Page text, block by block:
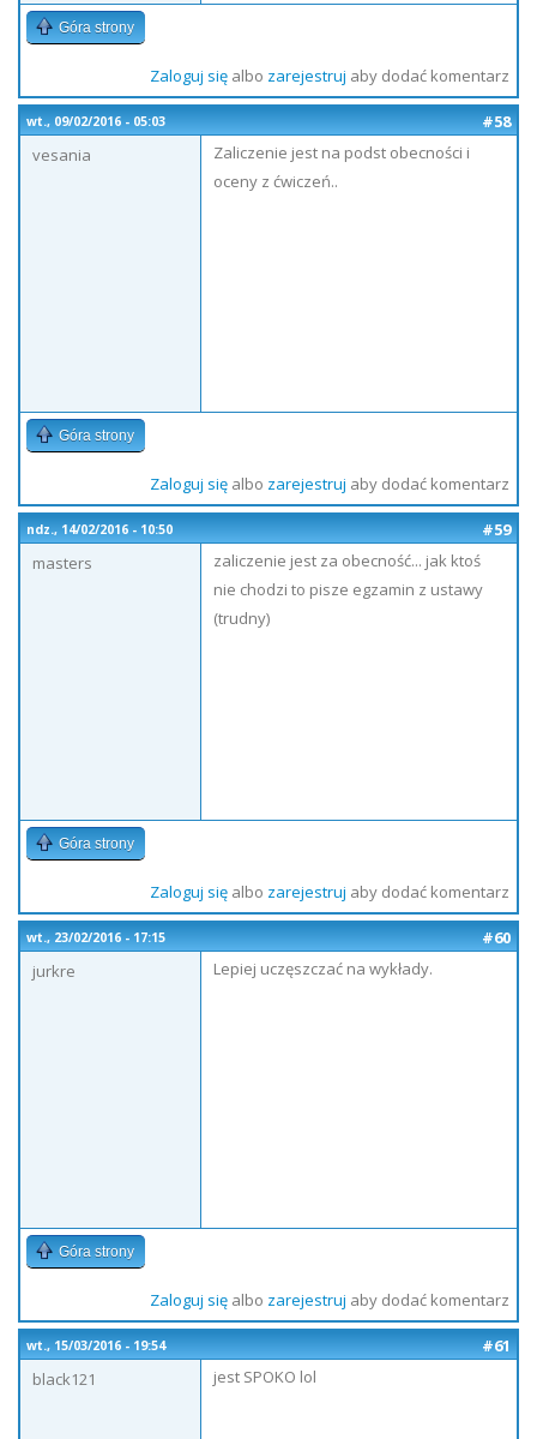
Góra strony
Zaloguj sięalbo zarejestruj aby dodać komentarz
wt., 09/02/2016 - 05:03
#58
vesania
Zaliczenie jest na podst obecności i
oceny z ćwiczeń..
Góra strony
Zaloguj sięalbo zarejestruj aby dodać komentarz
ndz., 14/02/2016 - 10:50
#59
masters
zaliczenie jest za obecność... jak ktoś
nie chodzi to pisze egzamin z ustawy
(trudny)
Góra strony
Zaloguj sięalbo zarejestruj aby dodać komentarz
wt., 23/02/2016 - 17:15
#60
jurkre
Lepiej uczęszczać na wykłady.
Góra strony
Zaloguj sięalbo zarejestruj aby dodać komentarz
wt., 15/03/2016 - 19:54
#61
black121
jest SPOKO lol